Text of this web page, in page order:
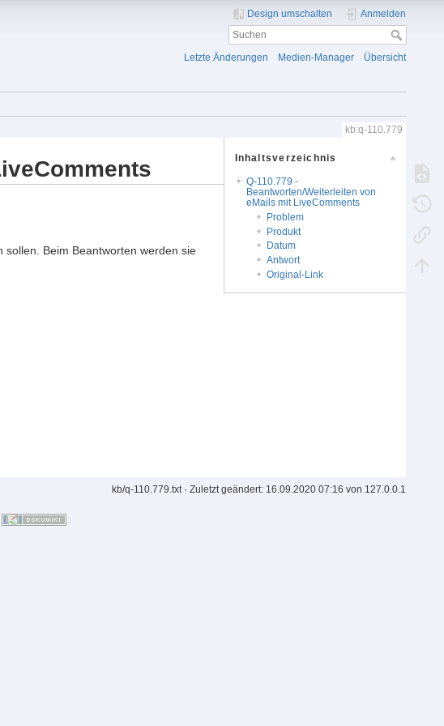
Design umschalten Anmelden
Letzte Änderungen Medien-Manager Übersicht
kb:q-110.779
Inhaltsverzeichnis
Q-110.779 -
Beantworten/Weiterleiten von
eMails mit LiveComments
Problem
Produkt
Datum
Antwort
Original-Link
Beim Beantworten werden sie
kb/q-110.779.txt· Zuletzt geändert: 16.09.2020 07:16 von 127.0.0.1